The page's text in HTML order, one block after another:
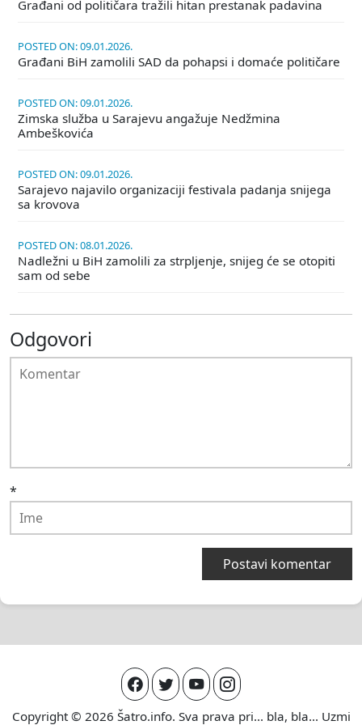
Građani od političara tražili hitan prestanak padavina
POSTED ON: 09.01.2026.
Građani BiH zamolili SAD da pohapsi i domaće političare
POSTED ON: 09.01.2026.
Zimska služba u Sarajevu angažuje Nedžmina
Ambeškovića
POSTED ON: 09.01.2026.
Sarajevo najavilo organizaciji festivala padanja snijega
sa krovova
POSTED ON: 08.01.2026.
Nadležni u BiH zamolili za strpljenje, snijeg će se otopiti
sam od sebe
Odgovori
*
Copyright © 2026 Šatro.info. Sva prava pri... bla, bla... Uzmi